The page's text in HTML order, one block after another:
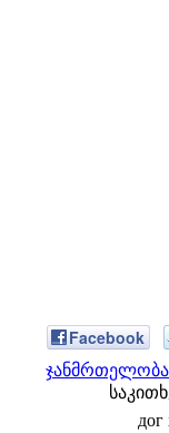
Facebook
ჯანმრთელობა
дог